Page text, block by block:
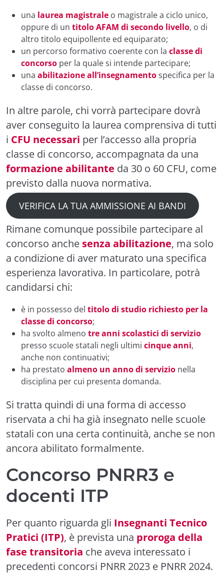
una laurea magistrale o magistrale a ciclo unico,
oppure di un titolo AFAM di secondo livello, o di
altro titolo equipollente ed equiparato;
un percorso formativo coerente con la classe di
concorso per la quale si intende partecipare;
una abilitazione all’insegnamentospecifica per la
classe di concorso.
In altre parole, chi vorrà partecipare dovrà
aver conseguito la laurea comprensiva di tutti
i CFU necessari per l’accesso alla propria
classe di concorso, accompagnata da una
formazione abilitante da 30 o 60 CFU, come
previsto dalla nuova normativa.
VERIFICA LA TUA AMMISSIONE AI BANDI
Rimane comunque possibile partecipare al
concorso anche senza abilitazione, ma solo
a condizione di aver maturato una specifica
esperienza lavorativa. In particolare, potrà
candidarsi chi:
è in possesso del titolo di studio richiesto per la
classe di concorso;
ha svolto almeno tre anni scolastici di servizio
presso scuole statali negli ultimi cinque anni,
anche non continuativi;
ha prestato almeno un anno di servizio nella
disciplina per cui presenta domanda.
Si tratta quindi di una forma di accesso
riservata a chi ha già insegnato nelle scuole
statali con una certa continuità, anche se non
ancora abilitato formalmente.
Concorso PNRR3 e
docenti ITP
Per quanto riguarda gli Insegnanti Tecnico
Pratici (ITP), è prevista una proroga della
fase transitoria che aveva interessato i
precedenti concorsi PNRR 2023 e PNRR 2024.